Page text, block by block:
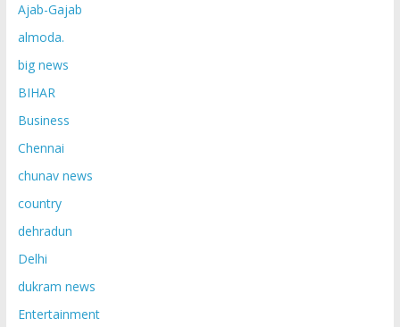
Ajab-Gajab
almoda.
big news
BIHAR
Business
Chennai
chunav news
country
dehradun
Delhi
dukram news
Entertainment